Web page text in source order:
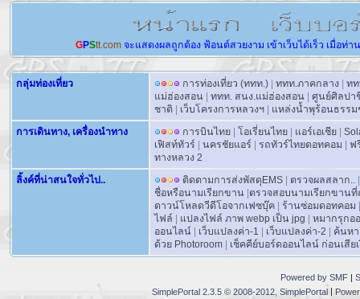
GPStt.com จะแสดงผลถูกต้อง ฟ้อนต์สวยงาม เข้าเว็บได้เร็ว เมื่อท่า
กลุ่มท่องเที่ยว การท่องเที่ยว (ททท.) | ททท.ภาคกลาง | ท
แม่ฮ่องสอน | ททท. สนง.แม่ฮ่องสอน | ศูนย์ศิลปา
ชาติ | เว็บโครงการหลวงฯ | แหล่งน้ำพุร้อนธรร
การเดินทาง, เครื่องนำทาง
การบินไทย | โอเรี่ยนไทย | แอร์เอเชีย |
เฟิสท์ทัวร์ | นครชัยแอร์ | รถทัวร์ไทยดอทคอม | ฟ
ทางหลวง 2
ลิ้งค์ที่น่าสนใจทั่วไป..
ติดตามการส่งพัสดุEMS | ตรวจผลสลาก..
|
ชื่อหรือนามเรียกขาน |ตรวจสอบนามเรียกขานที่
ดาวน์โหลดวีดีโอจากเฟซบุ๊ค | ร้านซ่อมดอทคอม |
ไฟล์ | แปลงไฟล์ ภาพ webp เป็น jpg | หมากรุกอ
ออนไลน์ | เว็บแปลงค่า-1 | เว็บแปลงค่า-2 | ค้นห
ด้วย Photoroom | เช็คคีย์บอร์ดออนไลน์ ก่อนเสีย
Powered by SMF |
SimplePortal 2.3.5 © 2008-2012, SimplePortal |